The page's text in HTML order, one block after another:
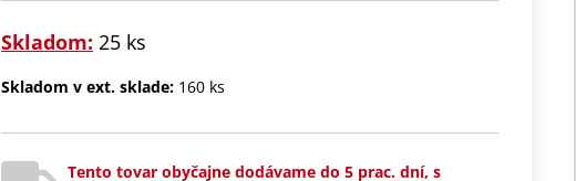
Skladom: 25 ks
Skladom v ext. sklade: 160 ks
Tento tovar obyčajne dodávame do 5 prac. dní, s